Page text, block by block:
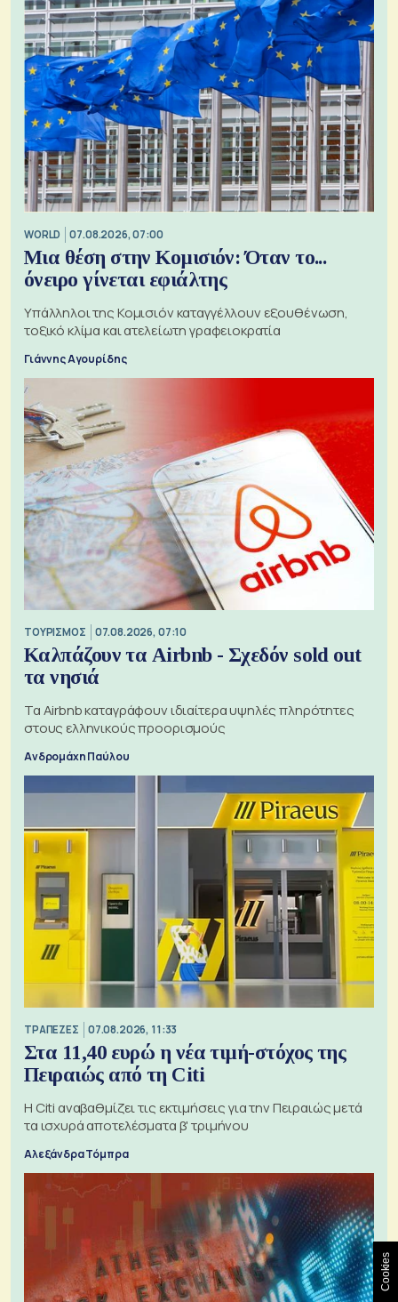
WORLD 07.08.2026, 07:00
Μια θέση στην Κομισιόν: Όταν το...
όνειρο γίνεται εφιάλτης
Υπάλληλοι της Κομισιόν καταγγέλλουν εξουθένωση,
τοξικό κλίμα και ατελείωτη γραφειοκρατία
Γιάννης Αγουρίδης
ΤΟΥΡΙΣΜΟΣ 07.08.2026, 07:10
Καλπάζουν τα Airbnb - Σχεδόν sold out
τα νησιά
Τα Airbnb καταγράφουν ιδιαίτερα υψηλές πληρότητες
στους ελληνικούς προορισμούς
Ανδρομάχη Παύλου
ΤΡΑΠΕΖΕΣ 07.08.2026, 11:33
Στα 11,40 ευρώ η νέα τιμή-στόχος της
Πειραιώς από τη Citi
Η Citi αναβαθμίζει τις εκτιμήσεις για την Πειραιώς μετά
τα ισχυρά αποτελέσματα β' τριμήνου
Αλεξάνδρα Τόμπρα
Cookies